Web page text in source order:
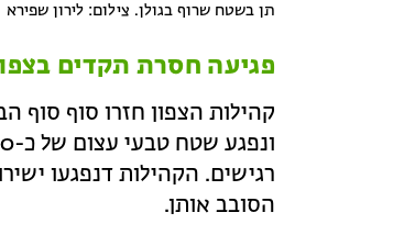
תן בשטח שרוף בגולן. צילום: לירון שפירא
פגיעה חסרת תקדים
קהילות הצפון חזרו סוף סוף
רגישים. הקהילות דנפגעו
הסובב אותן.